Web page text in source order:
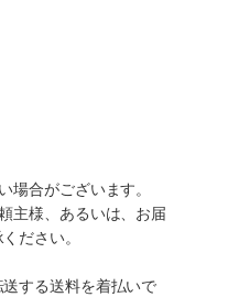
合がございます。
主様、あるいは、お届
ださい。
する送料を着払いで